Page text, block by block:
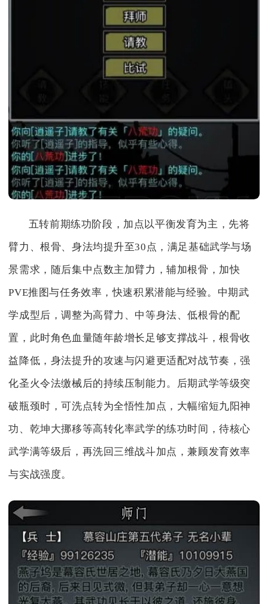
五转前期练功阶段，加点以平衡发育为主，先将
臂力、根骨、身法均提升至30点，满足基础武学与场
景需求，随后集中点数主加臂力，辅加根骨，加快
PVE推图与任务效率，快速积累潜能与经验。中期武
学成型后，调整为高臂力、中等身法、低根骨的配
置，此时角色血量随年龄增长足够支撑战斗，根骨收
益降低，身法提升的攻速与闪避更适配对战节奏，强
化圣火令法缴械后的持续压制能力。后期武学等级突
破瓶颈时，可洗点转为全悟性加点，大幅缩短九阳神
功、乾坤大挪移等高转化率武学的练功时间，待核心
武学满等级后，再洗回三维战斗加点，兼顾发育效率
与实战强度。